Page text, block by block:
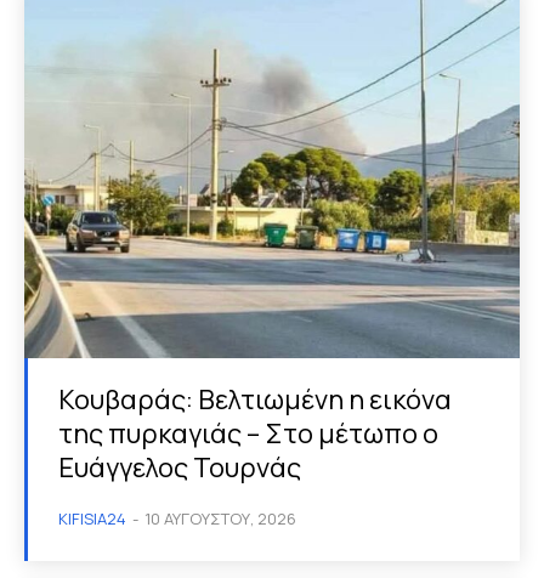
Κουβαράς: Βελτιωμένη η εικόνα
της πυρκαγιάς – Στο μέτωπο ο
Ευάγγελος Τουρνάς
KIFISIA24 - 10 ΑΥΓΟΎΣΤΟΥ, 2026